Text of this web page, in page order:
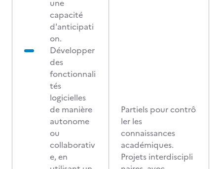
une
capacité
d'anticipati
on.
Développer
des
fonctionnali
tés
logicielles
de manière
autonome
ou
collaborativ
e, en
Partiels pour contrô
ler les
connaissances
académiques.
Projets interdiscipli